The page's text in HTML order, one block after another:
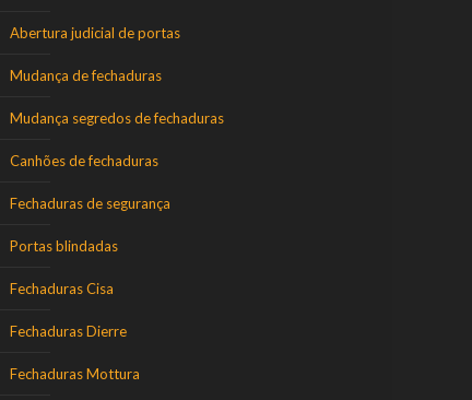
Abertura judicial de portas
Mudança de fechaduras
Mudança segredos de fechaduras
Canhões de fechaduras
Fechaduras de segurança
Portas blindadas
Fechaduras Cisa
Fechaduras Dierre
Fechaduras Mottura